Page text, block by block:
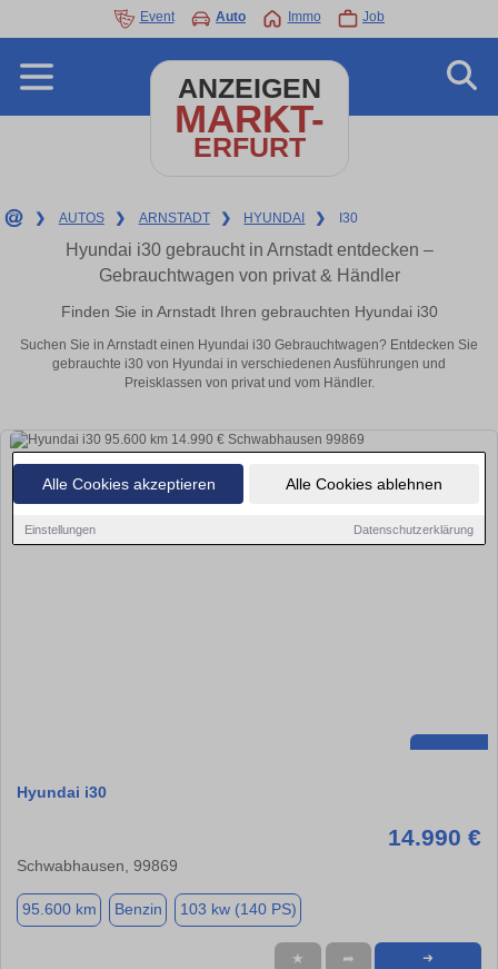
Alle Cookies akzeptieren Alle Cookies ablehnen
Einstellungen Datenschutzerklärung
Event Auto Immo Job
ANZEIGEN
MARKT-
ERFURT
❯ AUTOS ❯ ARNSTADT ❯ HYUNDAI ❯ I30
Hyundai i30 gebraucht in Arnstadt entdecken –
Gebrauchtwagen von privat & Händler
Finden Sie in Arnstadt Ihren gebrauchten Hyundai i30
Suchen Sie in Arnstadt einen Hyundai i30 Gebrauchtwagen? Entdecken Sie
gebrauchte i30 von Hyundai in verschiedenen Ausführungen und
Preisklassen von privat und vom Händler.
Hyundai i30
14.990 €
Schwabhausen, 99869
95.600 km Benzin 103 kw (140 PS)
★ ➦ ➜